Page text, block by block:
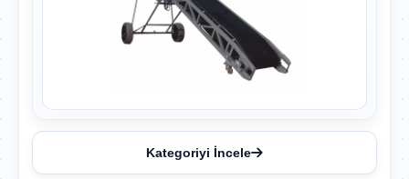
Kategoriyi İncele